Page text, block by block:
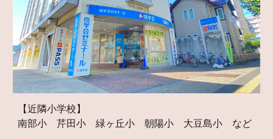
【近隣小学校】
南部小 芹田小 緑ヶ丘小 朝陽小 大豆島小 など